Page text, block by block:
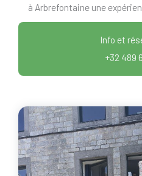
à Arbrefontaine une
Info et
+32 489